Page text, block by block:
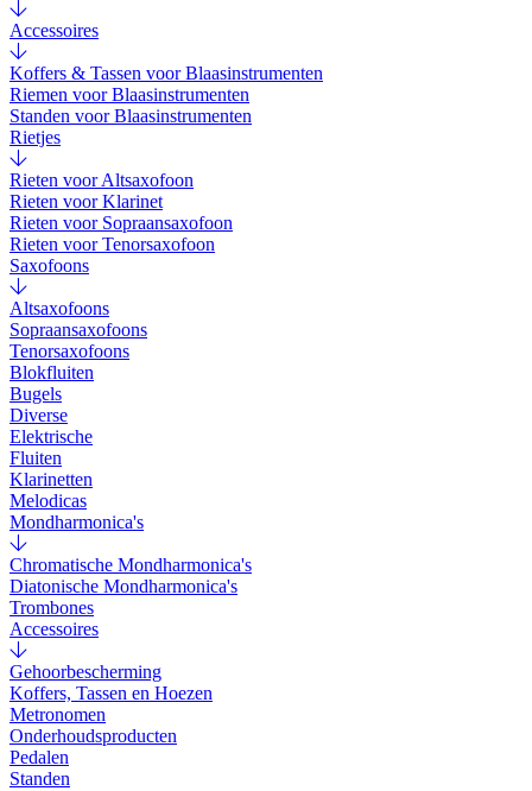
Accessoires
Koffers & Tassen voor Blaasinstrumenten
Riemen voor Blaasinstrumenten
Standen voor Blaasinstrumenten
Rietjes
Rieten voor Altsaxofoon
Rieten voor Klarinet
Rieten voor Sopraansaxofoon
Rieten voor Tenorsaxofoon
Saxofoons
Altsaxofoons
Sopraansaxofoons
Tenorsaxofoons
Blokfluiten
Bugels
Diverse
Elektrische
Fluiten
Klarinetten
Melodicas
Mondharmonica's
Chromatische Mondharmonica's
Diatonische Mondharmonica's
Trombones
Accessoires
Gehoorbescherming
Koffers, Tassen en Hoezen
Metronomen
Onderhoudsproducten
Pedalen
Standen